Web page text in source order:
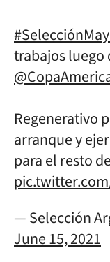
trabajos luego
Regenerativo
arranque y
para el resto
— Selección
June 15, 2021